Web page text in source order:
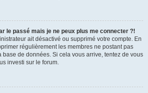
le passé mais je ne peux plus me connecter ?!
ait désactivé ou supprimé votre compte. En
régulièrement les membres ne postant pas
de données. Si cela vous arrive, tentez de vous
investi sur le forum.